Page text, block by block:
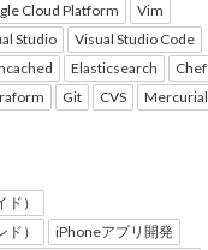
Cloud Platform
Vim
Studio
Visual Studio Code
Elasticsearch
Chef
Git CVS
Mercurial
）
）
iPhoneアプリ開発